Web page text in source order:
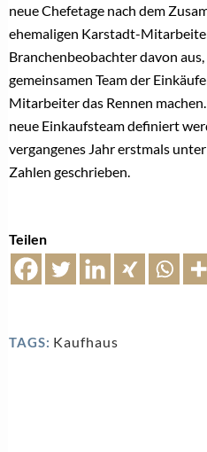
neue Chefetage nach dem
ehemaligen Karstadt-
Branchenbeobachter davon
gemeinsamen Team der
Mitarbeiter das Rennen
neue Einkaufsteam definiert
vergangenes Jahr erstmals
Zahlen geschrieben.
Teilen
TAGS: Kaufhaus